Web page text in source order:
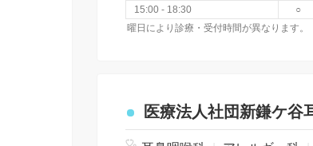
15:00 - 18:30
○
曜日により診療・受付時間が異なります。
医療法人社団新鎌ケ谷